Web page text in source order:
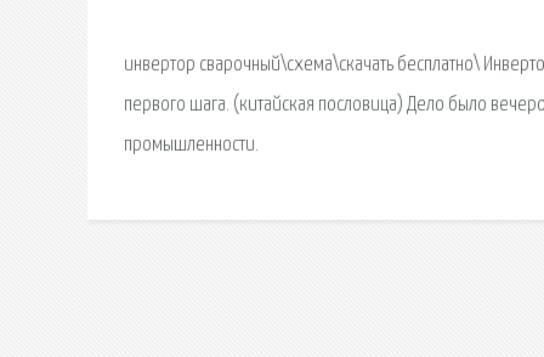
инвертор сварочный\схема\скачать бесплатно\
первого шага. (китайская пословица) Дело было
промышленности.